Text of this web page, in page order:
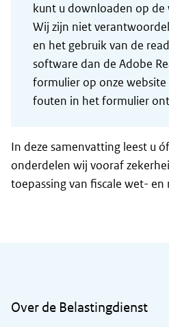
kunt u downloaden op de
Wij zijn niet
en het gebruik van de
software dan de Adobe
formulier op onze
fouten in het formulier
In deze samenvatting leest u
onderdelen wij vooraf
toepassing van fiscale wet- en
Over de Belastingdienst